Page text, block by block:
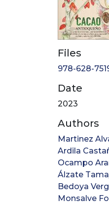
Files
978-628-
Date
2023
Authors
Martinez
Ardila
Ocampo
Álzate
Bedoya
Monsalve